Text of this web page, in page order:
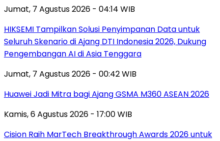
Jumat, 7 Agustus 2026 - 04:14 WIB
HIKSEMI Tampilkan Solusi Penyimpanan Data untuk
Seluruh Skenario di Ajang DTI Indonesia 2026, Dukung
Pengembangan AI di Asia Tenggara
Jumat, 7 Agustus 2026 - 00:42 WIB
Huawei Jadi Mitra bagi Ajang GSMA M360 ASEAN 2026
Kamis, 6 Agustus 2026 - 17:00 WIB
Cision Raih MarTech Breakthrough Awards 2026 untuk